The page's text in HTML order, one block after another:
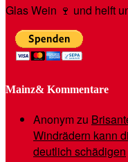
Glas Wein 🍷 und helft
Mainz& Kommentare
Anonymzu
Windrädern kann
deutlich schädigen